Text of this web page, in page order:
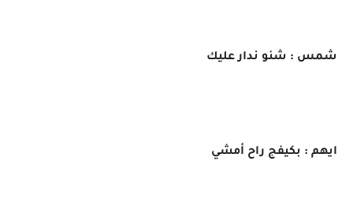
شمس : شنو ندار عليك
ايهم : بكيفج راح أمشي